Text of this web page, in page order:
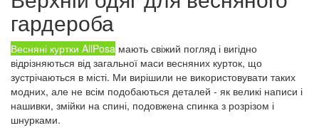
гардероба
Весняні куртки AllPosa мають свіжий погляд і вигідно
відрізняються від загальної маси весняних курток, що
зустрічаються в місті. Ми вирішили не використовувати таких
модних, але не всім подобаються деталей - як великі написи і
нашивки, змійки на спині, подовжена спинка з розрізом і
шнурками.